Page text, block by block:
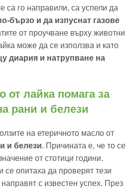
са го направили, са успели да
бързо и да изпуснат газове
от проучване върху животни
може да се използва и като
диария и натрупване на
от лайка помага за
рани и белези
на етеричното масло от
и белези. Причината е, че то се
от стотици години.
се опитаха да проверят тези
с известен успех. През